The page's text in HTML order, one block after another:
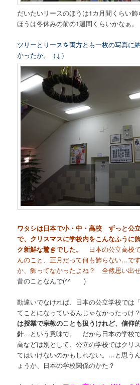
だいたいリースのほうは1カ月間くらい
ほうは冬休みの前の1週間くらいかなぁ。
ツリーとリースを両方とも一枚の写真に
かったか。（↓）
ワタシは日本で小・中・高校 ずっと公
で、クリスマスに学校内をこんなふうに
ク新鮮な驚きでした。
日本の公立高校
んのこと、正月だって何も飾らない…で
か、飾ってなかったよね？ 全然思い出せ
昔のことなんで(^^ゞ )
勘違いでなければ、日本の公立学校では
てことになっているんじゃなかったっ
は授業で宗教のことも扱うけれど、信仰
針…という意味で。 だから日本の学校
高などは別として、公立の学校ではクリ
てはいけないのかもしれない。…と思う
ょうか、日本の学校関係のかた？